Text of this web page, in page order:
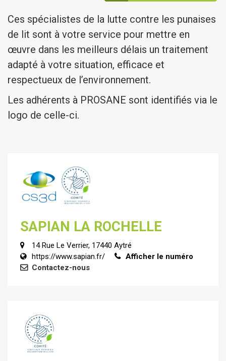
Ces spécialistes de la lutte contre les punaises
de lit sont à votre service pour mettre en
œuvre dans les meilleurs délais un traitement
adapté à votre situation, efficace et
respectueux de l’environnement.
Les adhérents à PROSANE sont identifiés via le
logo de celle-ci.
SAPIAN LA ROCHELLE
14 Rue Le Verrier, 17440 Aytré
https://www.sapian.fr/
Afficher le numéro
Contactez-nous